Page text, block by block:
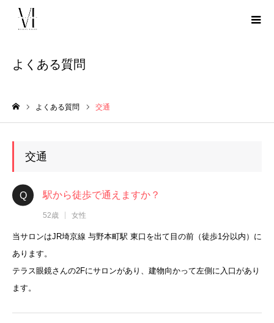
よくある質問
よくある質問 交通
交通
駅から徒歩で通えますか？
52歳 女性
当サロンはJR埼京線 与野本町駅 東口を出て目の前（徒歩1分以内）に
あります。
テラス眼鏡さんの2Fにサロンがあり、建物向かって左側に入口があり
ます。